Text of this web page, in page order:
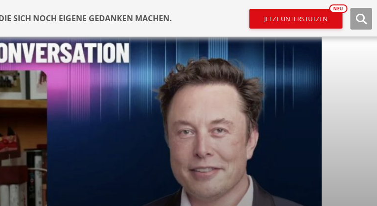
SICH NOCH EIGENE GEDANKEN MACHEN. JETZT UNTERSTÜTZEN
NEU